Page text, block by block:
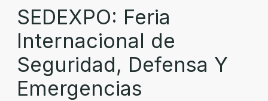
SEDEXPO: Feria
Internacional de
Seguridad, Defensa Y
Emergencias